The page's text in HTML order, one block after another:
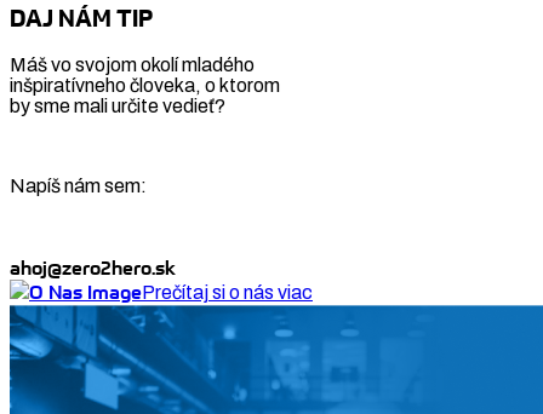
DAJ NÁM TIP
Máš vo svojom okolí mladého
inšpiratívneho človeka, o ktorom
by sme mali určite vedieť?
Napíš nám sem:
ahoj@zero2hero.sk
Prečítaj si o nás viac